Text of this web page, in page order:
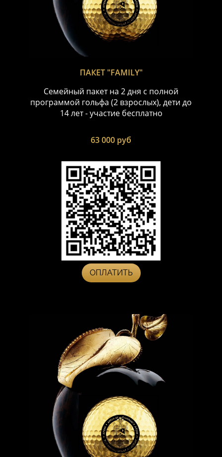
ПАКЕТ "FAMILY"
Семейный пакет на 2 дня с полной
программой гольфа (2 взрослых), дети до
14 лет - участие бесплатно
63 000 руб
ОПЛАТИТЬ